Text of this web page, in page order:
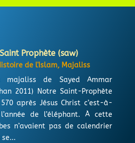
Prophète (saw)
de l'Islam, Majaliss
majaliss de Sayed Ammar
2011) Notre Saint-Prophète
après Jésus Christ c’est-à-
de l’éléphant. À cette
n’avaient pas de calendrier